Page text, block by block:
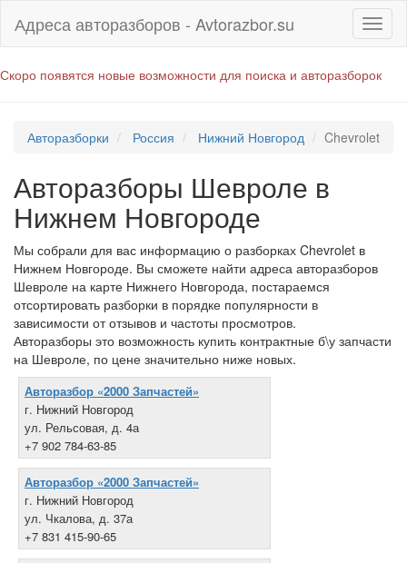
Адреса авторазборов - Avtorazbor.su
Скоро появятся новые возможности для поиска и авторазборок
Авторазборки Россия Нижний Новгород Chevrolet
Авторазборы Шевроле в
Нижнем Новгороде
Мы собрали для вас информацию о разборках Chevrolet в
Нижнем Новгороде. Вы сможете найти адреса авторазборов
Шевроле на карте Нижнего Новгорода, постараемся
отсортировать разборки в порядке популярности в
зависимости от отзывов и частоты просмотров.
Авторазборы это возможность купить контрактные б\у запчасти
на Шевроле, по цене значительно ниже новых.
Авторазбор «2000 Запчастей»
г. Нижний Новгород
ул. Рельсовая, д. 4а
+7 902 784-63-85
Авторазбор «2000 Запчастей»
г. Нижний Новгород
ул. Чкалова, д. 37а
+7 831 415-90-65